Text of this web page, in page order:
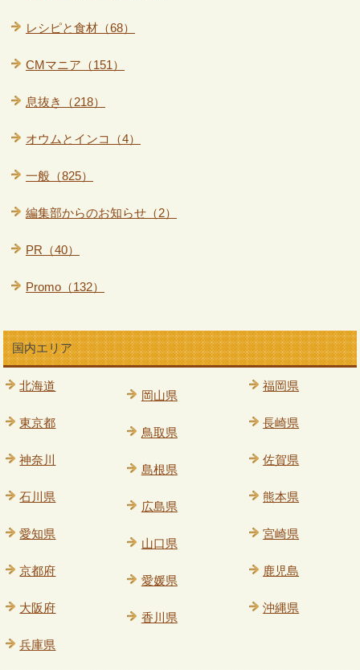
レシピと食材（68）
CMマニア（151）
息抜き（218）
オウムとインコ（4）
一般（825）
編集部からのお知らせ（2）
PR（40）
Promo（132）
国内エリア
北海道
東京都
神奈川
石川県
愛知県
京都府
大阪府
兵庫県
岡山県
鳥取県
島根県
広島県
山口県
愛媛県
香川県
福岡県
長崎県
佐賀県
熊本県
宮崎県
鹿児島
沖縄県